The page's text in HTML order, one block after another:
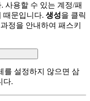
사용할 수 있는 계정/패
때문입니다. 생성을 클릭
정을 안내하여 패스키
를 설정하지 않으면 삼
다.